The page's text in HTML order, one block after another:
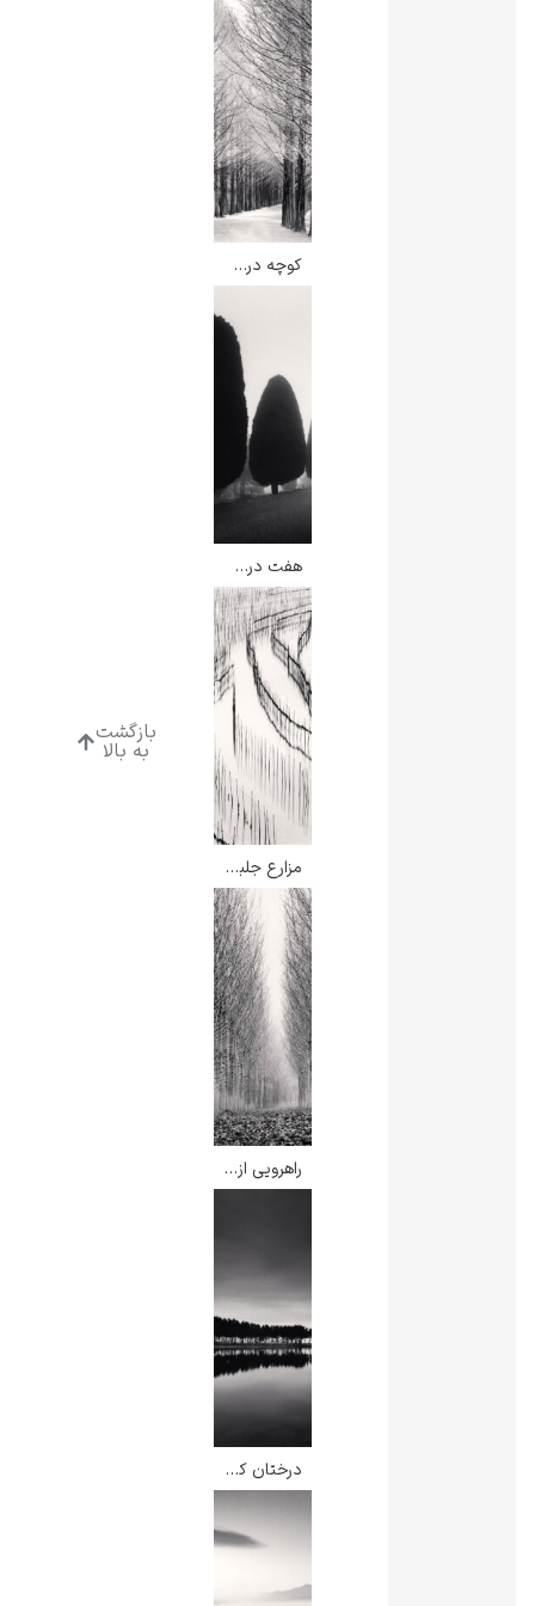
گوستاو کلیمت
کامی پیسارو
لودویگ دویچ
پیر آگوست رنوآر
کوچه درخت ها – مایکل کنا
هفت درخت – مایکل کنا
مزارع جلبک دریایی – مایکل کنا
راهرویی از برگ ها – مایکل کنا
درختان کاج – مایکل کنا
بازگشت
به بالا